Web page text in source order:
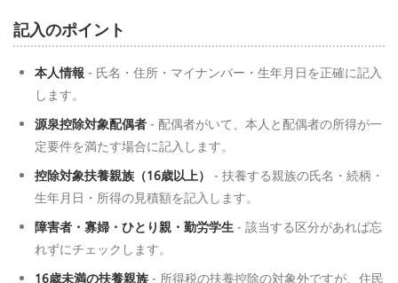
記入のポイント
本人情報 - 氏名・住所・マイナンバー・生年月日を正確に記入
します。
源泉控除対象配偶者 - 配偶者がいて、本人と配偶者の所得が一
定要件を満たす場合に記入します。
控除対象扶養親族（16歳以上）
- 扶養する親族の氏名・続柄・
生年月日・所得の見積額を記入します。
障害者・寡婦・ひとり親・勤労学生 - 該当する区分があれば忘
れずにチェックします。
16歳未満の扶養親族 - 所得税の扶養控除の対象外ですが、住民